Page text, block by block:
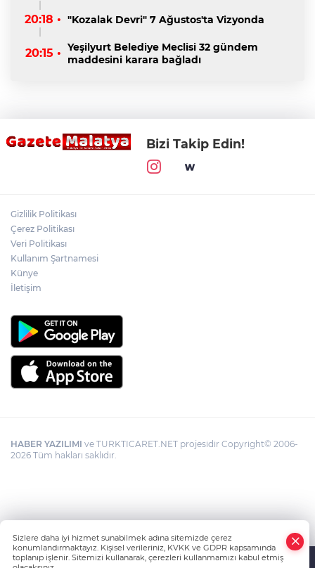
20:18 • "Kozalak Devri" 7 Ağustos'ta Vizyonda
20:15 • Yeşilyurt Belediye Meclisi 32 gündem
maddesini karara bağladı
Bizi Takip Edin!
Gizlilik Politikası
Çerez Politikası
Veri Politikası
Kullanım Şartnamesi
Künye
İletişim
HABER YAZILIMI ve TURKTICARET.NET projesidir Copyright© 2006-
2026 Tüm hakları saklıdır.
Sizlere daha iyi hizmet sunabilmek adına sitemizde çerez
konumlandırmaktayız. Kişisel verileriniz, KVKK ve GDPR kapsamında
toplanıp işlenir. Sitemizi kullanarak, çerezleri kullanmamızı kabul etmiş